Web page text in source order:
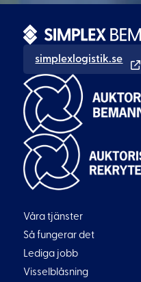
simplexlogistik.se
Våra tjänster
Så fungerar det
Lediga jobb
Visselblåsning